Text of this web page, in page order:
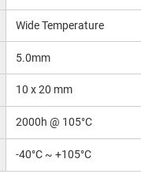
Wide Temperature
5.0mm
10 x 20 mm
2000h @ 105°C
-40°C ~ +105°C